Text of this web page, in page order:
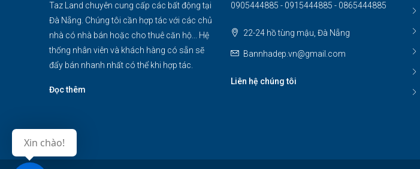
Taz Land chuyên cung cấp các bất động tại
Đà Nẵng. Chúng tôi cần hợp tác với các chủ
nhà có nhà bán hoặc cho thuê căn hộ... Hệ
thống nhân viên và khách hàng có sẵn sẽ
đẩy bán nhanh nhất có thể khi hợp tác.
Đọc thêm
0905444885 - 0915444885 - 0865444885
22-24 hồ tùng mậu, Đà Nẵng
Bannhadep.vn@gmail.com
Liên hệ chúng tôi
Xin chào!